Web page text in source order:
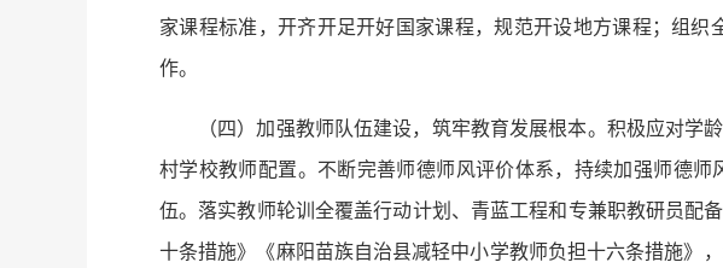
家课程标准，开齐开足开好国家课程，规范开设地方课程；组
作。
（四）加强教师队伍建设，筑牢教育发展根本。积极应对
村学校教师配置。不断完善师德师风评价体系，持续加强师德
伍。落实教师轮训全覆盖行动计划、青蓝工程和专兼职教研员配
十条措施》《麻阳苗族自治县减轻中小学教师负担十六条措施》